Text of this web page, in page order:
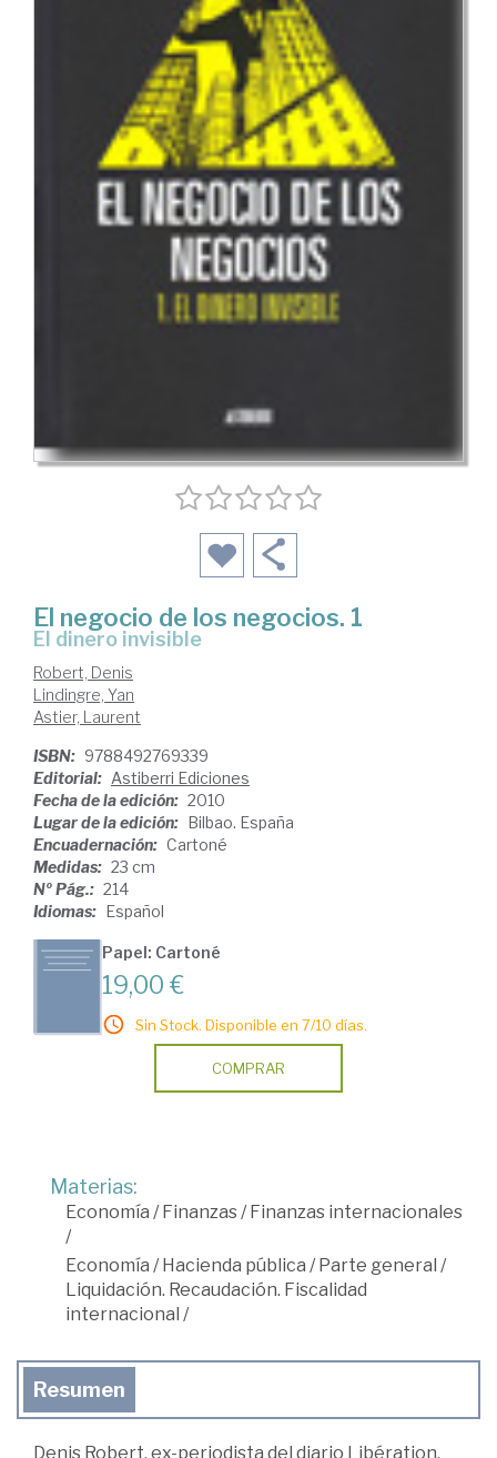
El negocio de los negocios. 1
El dinero invisible
Robert, Denis
Lindingre, Yan
Astier, Laurent
ISBN: 9788492769339
Editorial: Astiberri Ediciones
Fecha de la edición: 2010
Lugar de la edición: Bilbao. España
Encuadernación: Cartoné
Medidas: 23 cm
Nº Pág.: 214
Idiomas: Español
Papel: Cartoné
19,00 €
Sin Stock. Disponible en 7/10 días.
COMPRAR
Materias:
Economía /Finanzas/Finanzas internacionales
/
Economía /Hacienda pública /Parte general /
Liquidación. Recaudación. Fiscalidad
internacional /
Resumen
Denis Robert, ex-periodista del diario Libération,